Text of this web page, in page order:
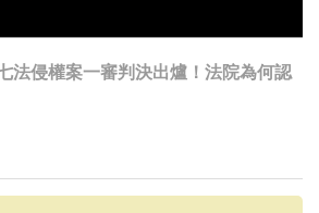
法侵權案一審判決出爐！法院為何認